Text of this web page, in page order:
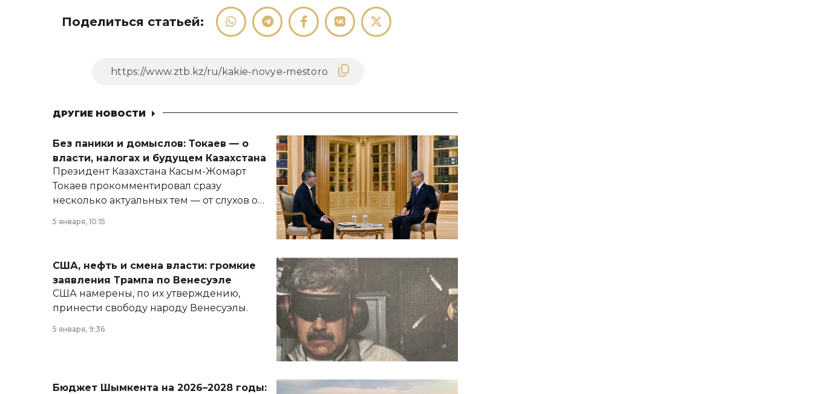
Поделиться статьей:
ДРУГИЕ НОВОСТИ
Без паники и домыслов: Токаев — о
власти, налогах и будущем Казахстана
Президент Казахстана Касым-Жомарт
Токаев прокомментировал сразу
несколько актуальных тем — от слухов о
армии, экономики и личного здоровья.
5 января, 10:15
США, нефть и смена власти: громкие
заявления Трампа по Венесуэле
США намерены, по их утверждению,
принести свободу народу Венесуэлы.
5 января, 9:36
Бюджет Шымкента на 2026–2028 годы: